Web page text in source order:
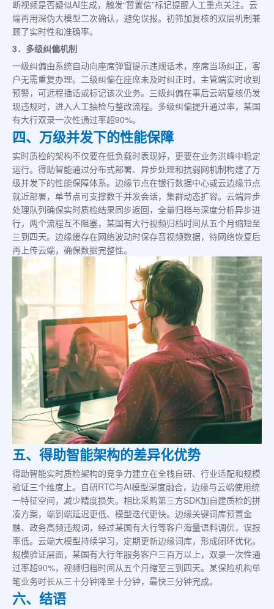
断视频是否疑似AI生成，触发“暂置信”标记提醒人工重点关注。云
端再用深伪大模型二次确认，避免误报。初筛加复核的双层机制兼
顾了实时性和准确率。
3．多级纠偏机制
一级纠偏由系统自动向座席弹窗提示违规话术，座席当场纠正，客
户无需重复办理。二级纠偏在座席未及时纠正时，主管端实时收到
预警，可远程插话或标记该次业务。三级纠偏在事后云端复核仍发
现违规时，进入人工抽检与整改流程。多级纠偏提升通过率，某国
有大行双录一次性通过率超90%。
四、万级并发下的性能保障
实时质检的架构不仅要在低负载时表现好，更要在业务洪峰中稳定
运行。得助智能通过分布式部署、异步处理和抗弱网机制构建了万
级并发下的性能保障体系。边缘节点在银行数据中心或云边缘节点
就近部署，单节点可支撑数千并发会话，集群动态扩容。云端异步
处理队列确保实时质检结果同步返回，全量归档与深度分析异步进
行，两个流程互不阻塞，某国有大行视频归档时间从五个月缩短至
三到四天。边缘缓存在网络波动时保存音视频数据，待网络恢复后
再上传云端，确保数据完整性。
五、得助智能架构的差异化优势
得助智能实时质检架构的竞争力建立在全栈自研、行业适配和规模
验证三个维度上。自研RTC与AI模型深度融合，边缘与云端使用统
一特征空间，减少精度损失。相比采购第三方SDK加自建质检的拼
凑方案，端到端延迟更低、模型迭代更快。边缘关键词库预置金
融、政务高频违规词，经过某国有大行等客户海量语料调优，误报
率低。云端大模型持续学习，定期更新边缘词库，形成闭环优化。
规模验证层面，某国有大行年服务客户三百万以上，双录一次性通
过率超90%，视频归档时间从五个月缩至三到四天。某保险机构单
笔业务时长从三十分钟降至十分钟，最快三分钟完成。
六、结语